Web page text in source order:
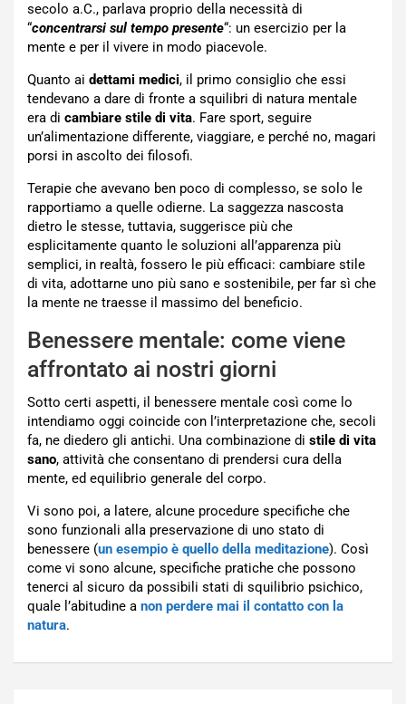
secolo a.C., parlava proprio della necessità di
“concentrarsi sul tempo presente“: un esercizio per la
mente e per il vivere in modo piacevole.
Quanto ai dettami medici, il primo consiglio che essi
tendevano a dare di fronte a squilibri di natura mentale
era di cambiare stile di vita. Fare sport, seguire
un’alimentazione differente, viaggiare, e perché no, magari
porsi in ascolto dei filosofi.
Terapie che avevano ben poco di complesso, se solo le
rapportiamo a quelle odierne. La saggezza nascosta
dietro le stesse, tuttavia, suggerisce più che
esplicitamente quanto le soluzioni all’apparenza più
semplici, in realtà, fossero le più efficaci: cambiare stile
di vita, adottarne uno più sano e sostenibile, per far sì che
la mente ne traesse il massimo del beneficio.
Benessere mentale: come viene
affrontato ai nostri giorni
Sotto certi aspetti, il benessere mentale così come lo
intendiamo oggi coincide con l’interpretazione che, secoli
fa, ne diedero gli antichi. Una combinazione di stile di vita
sano, attività che consentano di prendersi cura della
mente, ed equilibrio generale del corpo.
Vi sono poi, a latere, alcune procedure specifiche che
sono funzionali alla preservazione di uno stato di
benessere (un esempio è quello della meditazione). Così
come vi sono alcune, specifiche pratiche che possono
tenerci al sicuro da possibili stati di squilibrio psichico,
quale l’abitudine a non perdere mai il contatto con la
natura.